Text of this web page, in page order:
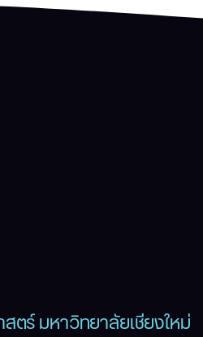
ตร์ มหาวิทยาลัยเชียงใหม่